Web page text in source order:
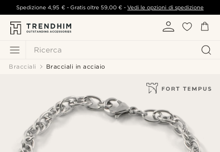
Ricerca
Spedizione4,95 €- Gratis oltre 59,00 € -Vedi le opzioni di spedizione
Bracciali Bracciali in acciaio